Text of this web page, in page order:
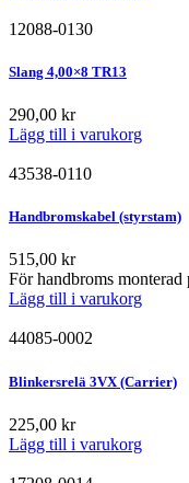
12088-0130
Slang 4,00×8 TR13
290,00 kr
Lägg till i varukorg
43538-0110
Handbromskabel (styrstam)
515,00 kr
För handbroms monterad
Lägg till i varukorg
44085-0002
Blinkersrelä 3VX (Carrier)
225,00 kr
Lägg till i varukorg